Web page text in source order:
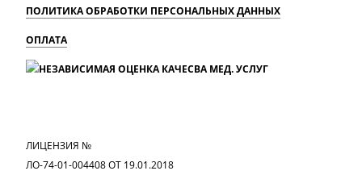
ПОЛИТИКА ОБРАБОТКИ ПЕРСОНАЛЬНЫХ ДАННЫХ
ОПЛАТА
ЛИЦЕНЗИЯ №
ЛО-74-01-004408 ОТ 19.01.2018